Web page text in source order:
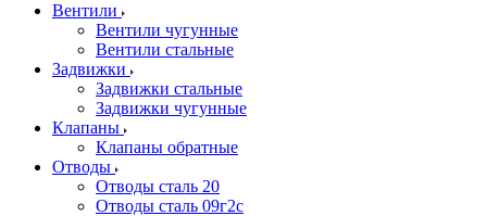
Вентили
Вентили чугунные
Вентили стальные
Задвижки
Задвижки стальные
Задвижки чугунные
Клапаны
Клапаны обратные
Отводы
Отводы сталь 20
Отводы сталь 09г2с